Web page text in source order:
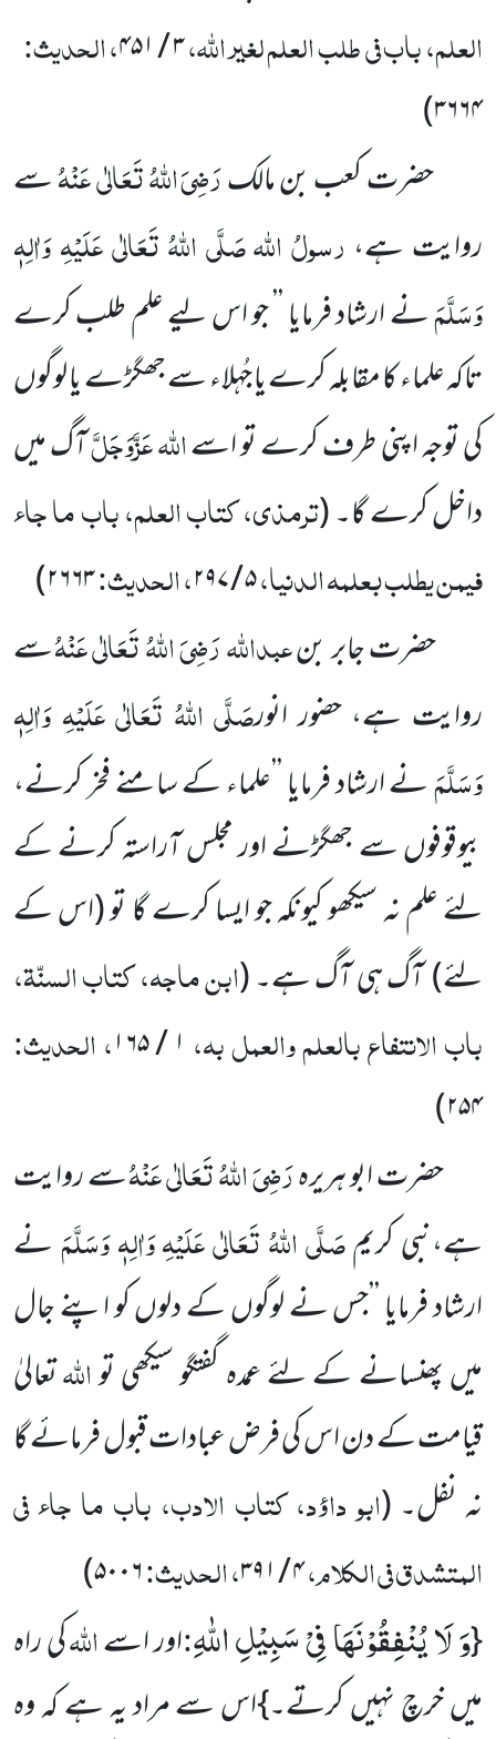
العلم، باب فی طلب العلم لغیر اللہ،۳ / ۴۵۱ ، الحدیث:
۳۶۶۴)
حضرت کعب بن مالکرَضِیَ اللہُ تَعَالٰی عَنْہُسے
روایت ہے، رسولُ اللہصَلَّی اللہُ تَعَالٰی عَلَیْہِ وَاٰلِہٖ
وَسَلَّمَنے ارشاد فرمایا ’’ جو اس لیے علم طلب کرے
تاکہ علماء کا مقابلہ کرے یا جُہلاء سے جھگڑے یا لوگوں
کی توجہ اپنی طرف کرے تو اسےاللہ عَزَّوَجَلَّآگ میں
داخل کرے گا۔(ترمذی، کتاب العلم، باب ما جاء
فیمن یطلب بعلمہ الدنیا،۵ / ۲۹۷ ، الحدیث:۲۶۶۳)
حضرت جابر بنعبداللہ رَضِیَ اللہُ تَعَالٰی عَنْہُسے
روایت ہے، حضور انورصَلَّی اللہُ تَعَالٰی عَلَیْہِ وَاٰلِہٖ
وَسَلَّمَنے ارشاد فرمایا ’’علماء کے سامنے فخر کرنے،
بیوقوفوں سے جھگڑنے اور مجلس آراستہ کرنے کے
لئے علم نہ سیکھو کیونکہ جو ایسا کرے گا تو (اس کے
لئے) آگ ہی آگ ہے۔(ابن ماجہ، کتاب السنّۃ،
باب الانتفاع بالعلم والعمل بہ، ۱ / ۱۶۵ ، الحدیث:
۲۵۴)
حضرت ابو ہریرہرَضِیَ اللہُ تَعَالٰی عَنْہُسے روایت
ہے،نبی کریمصَلَّی اللہُ تَعَالٰی عَلَیْہِ وَاٰلِہٖ وَسَلَّمَنے
ارشاد فرمایا ’’جس نے لوگوں کے دلوں کو اپنے جال
میں پھنسانے کے لئے عمدہ گفتگو سیکھی تواللہتعالیٰ
قیامت کے دن اس کی فرض عبادات قبول فرمائے گا
نہ نفل۔ (ابو داؤد، کتاب الادب، باب ما جاء فی
المتشدق فی الکلام،۴ / ۳۹۱ ، الحدیث:۵۰۰۶)
{وَ لَا یُنْفِقُوْنَهَا فِیْ سَبِیْلِ اللّٰهِ:اور اسےاللہکی راہ
میں خرچ نہیں کرتے۔}اس سے مراد یہ ہے کہ وہ